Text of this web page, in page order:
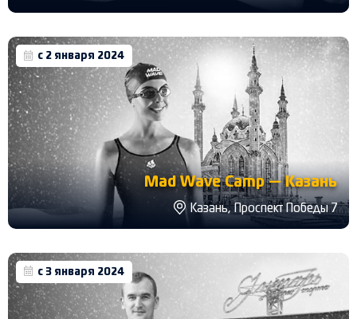
с 2 января 2024
Mad Wave Camp — Казань
Казань, Проспект Победы 7
с 3 января 2024